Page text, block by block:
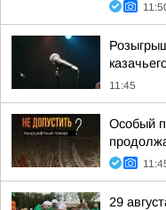
11:45
Особый
29